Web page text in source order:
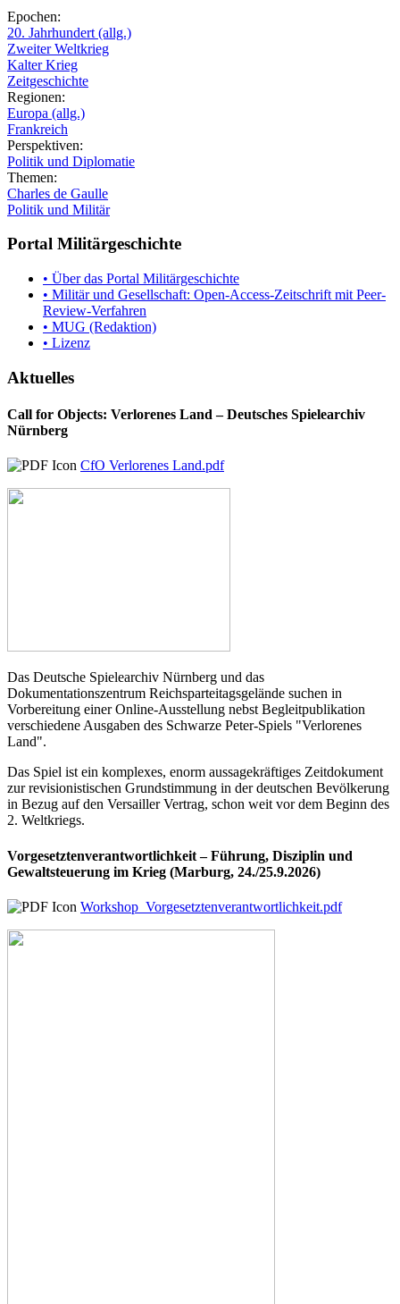
Epochen:
20. Jahrhundert (allg.)
Zweiter Weltkrieg
Kalter Krieg
Zeitgeschichte
Regionen:
Europa (allg.)
Frankreich
Perspektiven:
Politik und Diplomatie
Themen:
Charles de Gaulle
Politik und Militär
Portal Militärgeschichte
• Über das Portal Militärgeschichte
• Militär und Gesellschaft: Open-Access-Zeitschrift mit Peer-
Review-Verfahren
• MUG (Redaktion)
• Lizenz
Aktuelles
Call for Objects: Verlorenes Land – Deutsches Spielearchiv
Nürnberg
CfO Verlorenes Land.pdf
Das Deutsche Spielearchiv Nürnberg und das
Dokumentationszentrum Reichsparteitagsgelände suchen in
Vorbereitung einer Online-Ausstellung nebst Begleitpublikation
verschiedene Ausgaben des Schwarze Peter-Spiels "Verlorenes
Land".
Das Spiel ist ein komplexes, enorm aussagekräftiges Zeitdokument
zur revisionistischen Grundstimmung in der deutschen Bevölkerung
in Bezug auf den Versailler Vertrag, schon weit vor dem Beginn des
2. Weltkriegs.
Vorgesetztenverantwortlichkeit – Führung, Disziplin und
Gewaltsteuerung im Krieg (Marburg, 24./25.9.2026)
Workshop_Vorgesetztenverantwortlichkeit.pdf